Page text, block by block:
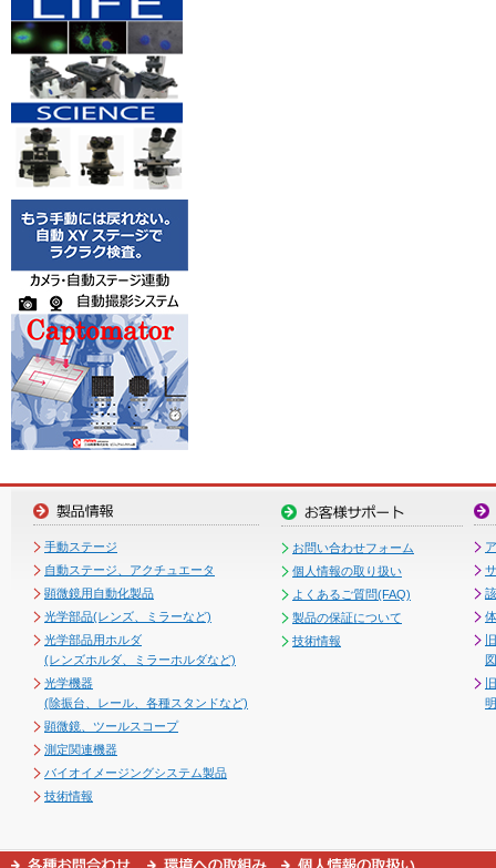
手動ステージ
自動ステージ、アクチュエータ
顕微鏡用自動化製品
光学部品(レンズ、ミラーなど)
光学部品用ホルダ
(レンズホルダ、ミラーホルダなど)
光学機器
(除振台、レール、各種スタンドなど)
顕微鏡、ツールスコープ
測定関連機器
バイオイメージングシステム製品
技術情報
お問い合わせフォーム
個人情報の取り扱い
よくあるご質問(FAQ)
製品の保証について
技術情報